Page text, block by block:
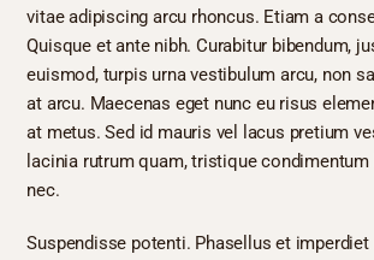
vitae adipiscing arcu rhoncus. Etiam a
Quisque et ante nibh. Curabitur bibendum,
euismod, turpis urna vestibulum arcu, non
at arcu. Maecenas eget nunc eu risus
at metus. Sed id mauris vel lacus pretium
lacinia rutrum quam, tristique
nec.
Suspendisse potenti. Phasellus et imperdiet